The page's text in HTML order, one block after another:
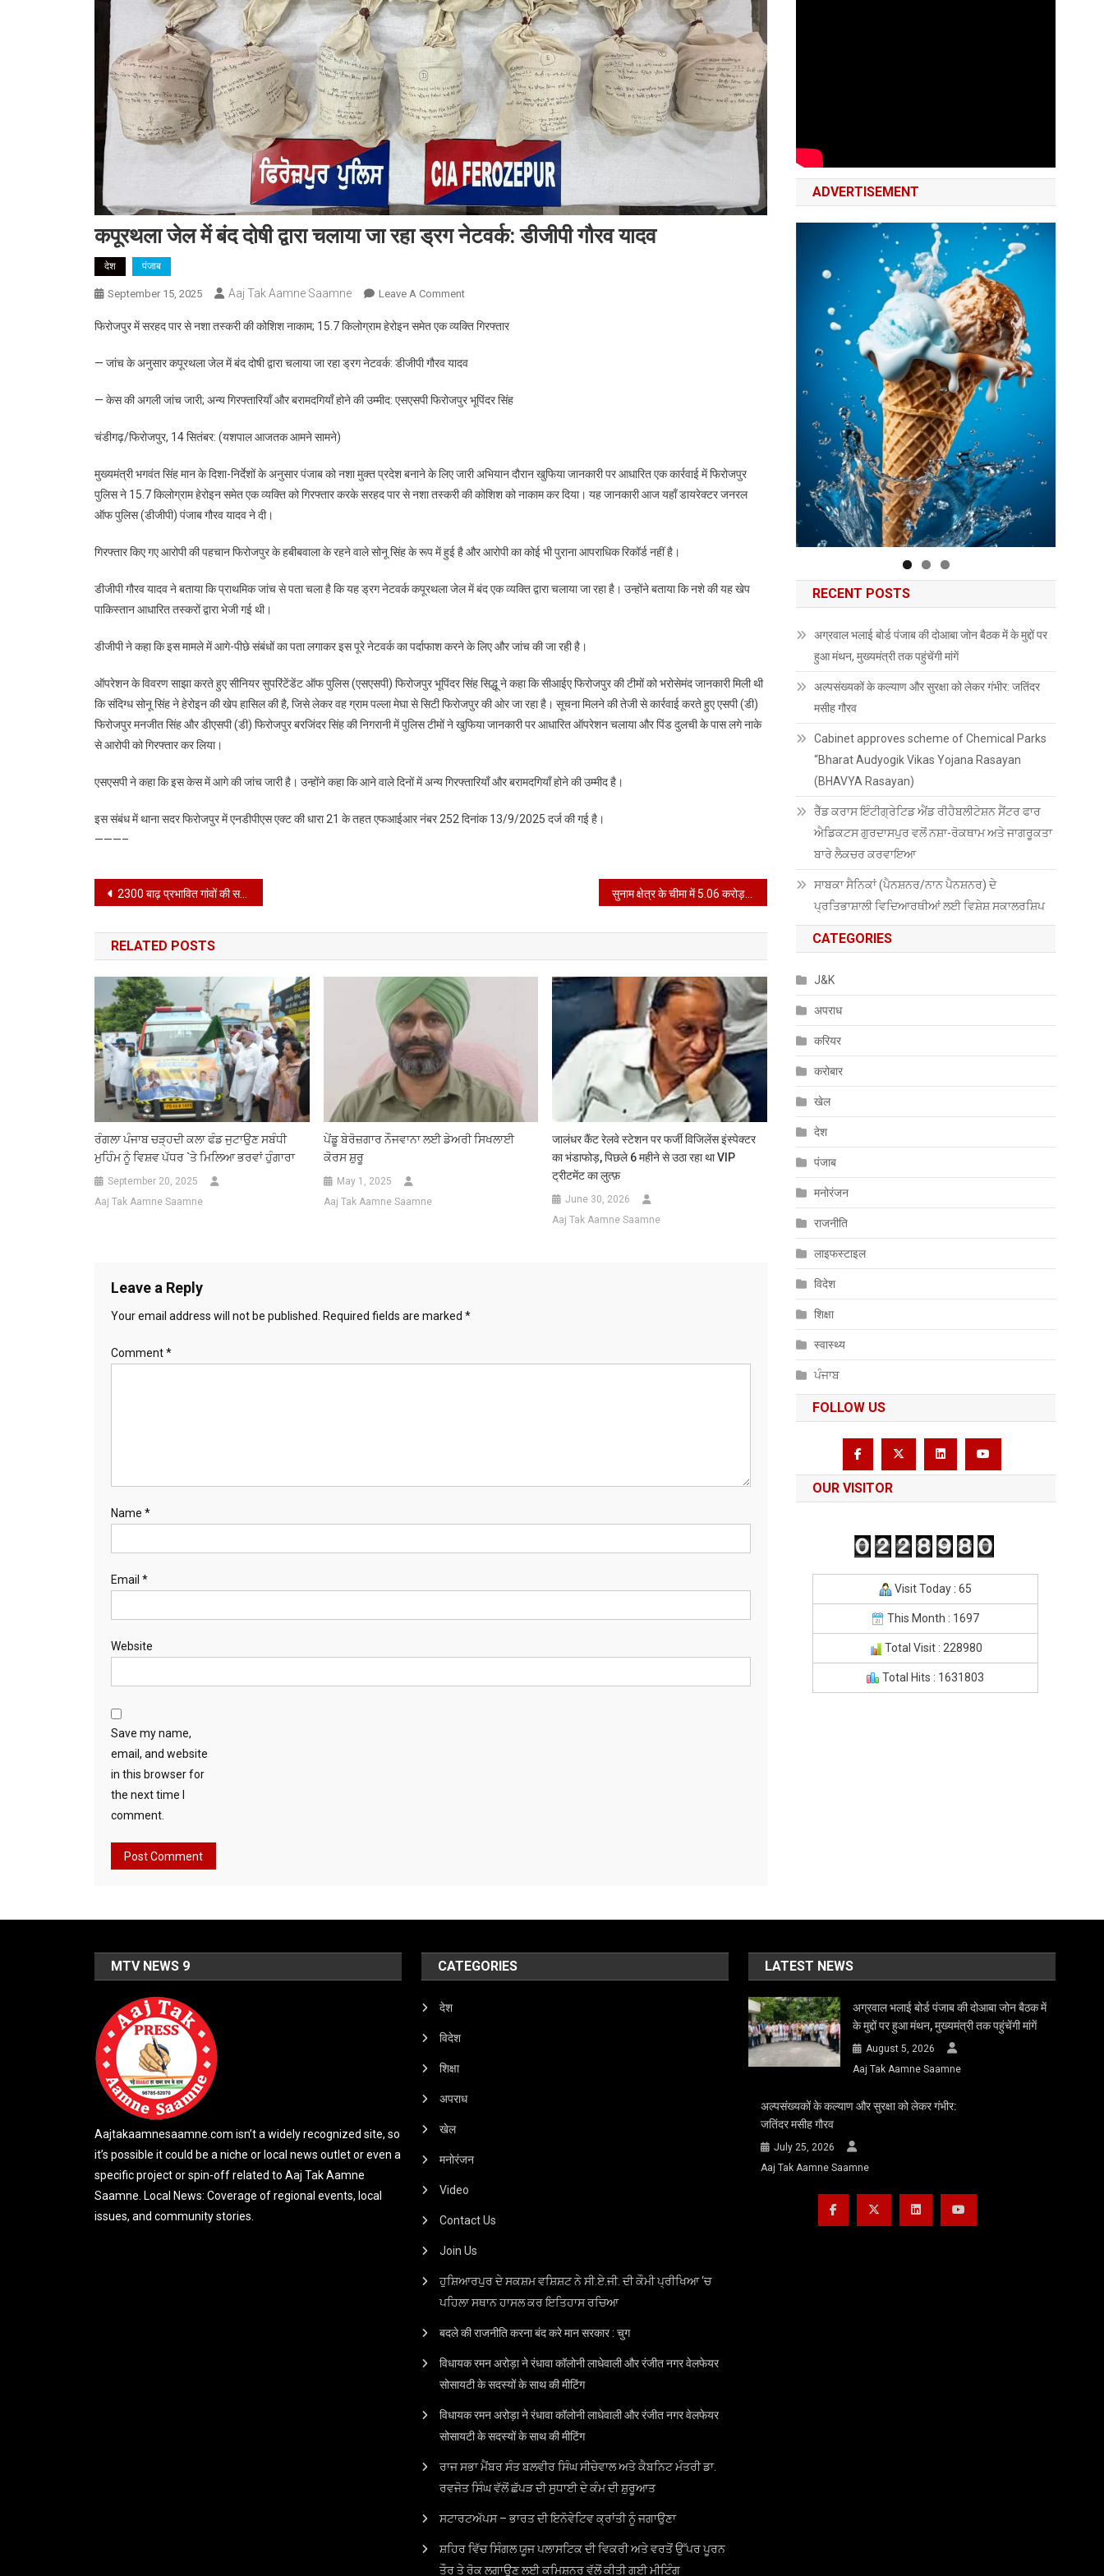
कपूरथला जेल में बंद दोषी द्वारा चलाया जा रहा ड्रग नेटवर्क: डीजीपी गौरव यादव
देश पंजाब
September 15, 2025 Aaj Tak Aamne Saamne Leave A CommentOn
जेल
बंद
द्वारा
ड्रग
नेटवर्क:
यादव
फिरोजपुर में सरहद पार से नशा तस्करी की कोशिश नाकाम; 15.7 किलोग्राम हेरोइन समेत एक व्यक्ति गिरफ्तार
— जांच के अनुसार कपूरथला जेल में बंद दोषी द्वारा चलाया जा रहा ड्रग नेटवर्क: डीजीपी गौरव यादव
— केस की अगली जांच जारी; अन्य गिरफ्तारियाँ और बरामदगियाँ होने की उम्मीद: एसएसपी फिरोजपुर भूपिंदर सिंह
चंडीगढ़/फिरोजपुर, 14 सितंबर: (यशपाल आजतक आमने सामने)
मुख्यमंत्री भगवंत सिंह मान के दिशा-निर्देशों के अनुसार पंजाब को नशा मुक्त प्रदेश बनाने के लिए जारी अभियान दौरान खुफिया जानकारी पर आधारित एक कार्रवाई में फिरोजपुर
पुलिस ने 15.7 किलोग्राम हेरोइन समेत एक व्यक्ति को गिरफ्तार करके सरहद पार से नशा तस्करी की कोशिश को नाकाम कर दिया। यह जानकारी आज यहाँ डायरेक्टर जनरल
ऑफ पुलिस (डीजीपी) पंजाब गौरव यादव ने दी।
गिरफ्तार किए गए आरोपी की पहचान फिरोजपुर के हबीबवाला के रहने वाले सोनू सिंह के रूप में हुई है और आरोपी का कोई भी पुराना आपराधिक रिकॉर्ड नहीं है।
डीजीपी गौरव यादव ने बताया कि प्राथमिक जांच से पता चला है कि यह ड्रग नेटवर्क कपूरथला जेल में बंद एक व्यक्ति द्वारा चलाया जा रहा है। उन्होंने बताया कि नशे की यह खेप
पाकिस्तान आधारित तस्करों द्वारा भेजी गई थी।
डीजीपी ने कहा कि इस मामले में आगे-पीछे संबंधों का पता लगाकर इस पूरे नेटवर्क का पर्दाफाश करने के लिए और जांच की जा रही है।
ऑपरेशन के विवरण साझा करते हुए सीनियर सुपरिंटेंडेंट ऑफ पुलिस (एसएसपी) फिरोजपुर भूपिंदर सिंह सिद्धू ने कहा कि सीआईए फिरोजपुर की टीमों को भरोसेमंद जानकारी मिली थी
कि संदिग्ध सोनू सिंह ने हेरोइन की खेप हासिल की है, जिसे लेकर वह ग्राम पल्ला मेघा से सिटी फिरोजपुर की ओर जा रहा है। सूचना मिलने की तेजी से कार्रवाई करते हुए एसपी (डी)
फिरोजपुर मनजीत सिंह और डीएसपी (डी) फिरोजपुर बरजिंदर सिंह की निगरानी में पुलिस टीमों ने खुफिया जानकारी पर आधारित ऑपरेशन चलाया और पिंड दुलची के पास लगे नाके
से आरोपी को गिरफ्तार कर लिया।
एसएसपी ने कहा कि इस केस में आगे की जांच जारी है। उन्होंने कहा कि आने वाले दिनों में अन्य गिरफ्तारियाँ और बरामदगियाँ होने की उम्मीद है।
इस संबंध में थाना सदर फिरोजपुर में एनडीपीएस एक्ट की धारा 21 के तहत एफआईआर नंबर 252 दिनांक 13/9/2025 दर्ज की गई है।
———–
Post
navigation
2300 बाढ़ प्रभावित गांवों की सफाई के लिए विशेष मुहिम चलाई
RELATED POSTS
ਰੰਗਲਾ ਪੰਜਾਬ ਚੜ੍ਹਦੀ ਕਲਾ ਫੰਡ ਜੁਟਾਉਣ ਸਬੰਧੀ
ਮੁਹਿੰਮ ਨੂੰ ਵਿਸ਼ਵ ਪੱਧਰ `ਤੇ ਮਿਲਿਆ ਭਰਵਾਂ ਹੁੰਗਾਰਾ
September 20, 2025
Aaj Tak Aamne Saamne
ਪੇਂਡੂ ਬੇਰੋਜ਼ਗਾਰ ਨੌਜਵਾਨਾ ਲਈ ਡੇਅਰੀ ਸਿਖਲਾਈ
ਕੋਰਸ ਸ਼ੁਰੂ
May 1, 2025
Aaj Tak Aamne Saamne
जालंधर कैंट रेलवे स्टेशन पर फर्जी विजिलेंस इंस्पेक्टर
का भंडाफोड़, पिछले 6 महीने से उठा रहा था VIP
ट्रीटमेंट का लुत्फ़
June 30, 2026
Aaj Tak Aamne Saamne
Leave a Reply
Your email address will not be published. Required fields are marked *
Comment*
Name *
Email *
Website
Save my name,
email, and website
in this browser for
the next time I
comment.
ADVERTISEMENT
RECENT POSTS
अग्रवाल भलाई बोर्ड पंजाब की दोआबा जोन बैठक में के मुद्दों पर
हुआ मंथन, मुख्यमंत्री तक पहुंचेंगी मांगें
अल्पसंख्यकों के कल्याण और सुरक्षा को लेकर गंभीर: जतिंदर
मसीह गौरव
Cabinet approves scheme of Chemical Parks
“Bharat Audyogik Vikas Yojana Rasayan
(BHAVYA Rasayan)
ਰੈੱਡ ਕਰਾਸ ਇੰਟੀਗ੍ਰੇਟਿਡ ਐਂਡ ਰੀਹੈਬਲੀਟੇਸ਼ਨ ਸੈਂਟਰ ਫਾਰ
ਐਡਿਕਟਸ ਗੁਰਦਾਸਪੁਰ ਵਲੋਂ ਨਸ਼ਾ-ਰੋਕਥਾਮ ਅਤੇ ਜਾਗਰੂਕਤਾ
ਬਾਰੇ ਲੈਕਚਰ ਕਰਵਾਇਆ
ਸਾਬਕਾ ਸੈਨਿਕਾਂ (ਪੈਨਸ਼ਨਰ/ਨਾਨ ਪੈਨਸ਼ਨਰ) ਦੇ
ਪ੍ਰਤਿਭਾਸ਼ਾਲੀ ਵਿਦਿਆਰਥੀਆਂ ਲਈ ਵਿਸ਼ੇਸ਼ ਸਕਾਲਰਸ਼ਿਪ
CATEGORIES
J&K
अपराध
करियर
करोबार
खेल
देश
पंजाब
मनोरंजन
राजनीति
लाइफस्टाइल
विदेश
शिक्षा
स्वास्थ्य
ਪੰਜਾਬ
FOLLOW US
OUR VISITOR
Visit Today : 65
This Month : 1697
Total Visit : 228980
Total Hits : 1631803
MTV NEWS 9
Aajtakaamnesaamne.com isn’t a widely recognized site, so
it’s possible it could be a niche or local news outlet or even a
specific project or spin-off related to Aaj Tak Aamne
Saamne. Local News: Coverage of regional events, local
issues, and community stories.
CATEGORIES
देश
विदेश
शिक्षा
अपराध
खेल
मनोरंजन
Video
Contact Us
Join Us
ਹੁਸ਼ਿਆਰਪੁਰ ਦੇ ਸਕਸ਼ਮ ਵਸ਼ਿਸ਼ਟ ਨੇ ਸੀ.ਏ.ਜੀ. ਦੀ ਕੌਮੀ ਪ੍ਰੀਖਿਆ ‘ਚ
ਪਹਿਲਾ ਸਥਾਨ ਹਾਸਲ ਕਰ ਇਤਿਹਾਸ ਰਚਿਆ
बदले की राजनीति करना बंद करे मान सरकार : चुग
विधायक रमन अरोड़ा ने रंधावा कॉलोनी लाधेवाली और रंजीत नगर वेलफेयर
सोसायटी के सदस्यों के साथ की मीटिंग
विधायक रमन अरोड़ा ने रंधावा कॉलोनी लाधेवाली और रंजीत नगर वेलफेयर
सोसायटी के सदस्यों के साथ की मीटिंग
ਰਾਜ ਸਭਾ ਮੈਂਬਰ ਸੰਤ ਬਲਵੀਰ ਸਿੰਘ ਸੀਚੇਵਾਲ ਅਤੇ ਕੈਬਨਿਟ ਮੰਤਰੀ ਡਾ.
ਰਵਜੋਤ ਸਿੰਘ ਵੱਲੋਂ ਛੱਪੜ ਦੀ ਸੁਧਾਈ ਦੇ ਕੰਮ ਦੀ ਸ਼ੁਰੂਆਤ
ਸਟਾਰਟਅੱਪਸ – ਭਾਰਤ ਦੀ ਇਨੋਵੇਟਿਵ ਕ੍ਰਾਂਤੀ ਨੂੰ ਜਗਾਉਣਾ
ਸ਼ਹਿਰ ਵਿੱਚ ਸਿੰਗਲ ਯੂਜ ਪਲਾਸਟਿਕ ਦੀ ਵਿਕਰੀ ਅਤੇ ਵਰਤੋਂ ਉੱਪਰ ਪੂਰਨ
ਤੌਰ ਤੇ ਰੋਕ ਲਗਾਉਣ ਲਈ ਕਮਿਸ਼ਨਰ ਵੱਲੋਂ ਕੀਤੀ ਗਈ ਮੀਟਿੰਗ
LATEST NEWS
अग्रवाल भलाई बोर्ड पंजाब की दोआबा जोन बैठक में
के मुद्दों पर हुआ मंथन, मुख्यमंत्री तक पहुंचेंगी मांगें
August 5, 2026
Aaj Tak Aamne Saamne
अल्पसंख्यकों के कल्याण और सुरक्षा को लेकर गंभीर:
जतिंदर मसीह गौरव
July 25, 2026
Aaj Tak Aamne Saamne